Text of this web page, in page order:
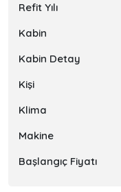
Refit Yılı
Kabin
Kabin Detay
Kişi
Klima
Makine
Başlangıç Fiyatı